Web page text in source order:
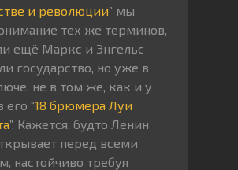
и революции” мы
тех же терминов,
ещё Маркс и Энгельс
государство, но уже в
не в том же, как и у
“18 брюмера Луи
”. Кажется, будто Ленин
перед всеми
настойчиво требуя